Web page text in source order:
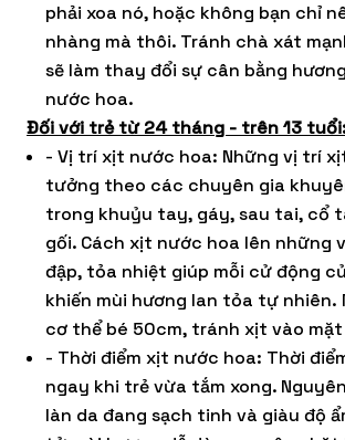
phải xoa nó, hoặc không bạn chỉ
nhàng mà thôi. Tránh chà xát
sẽ làm thay đổi sự cân bằng
nước hoa.
Đối với trẻ từ 24 tháng - trên 13
- Vị trí xịt nước hoa: Những vị trí
tưởng theo các chuyên gia
trong khuỷu tay, gáy, sau tai, cổ
gối. Cách xịt nước hoa lên những
đập, tỏa nhiệt giúp mỗi cử động
khiến mùi hương lan tỏa tự nhiên.
cơ thể bé 50cm, tránh xịt vào mặt
- Thời điểm xịt nước hoa: Thời
ngay khi trẻ vừa tắm xong.
làn da đang sạch tinh và giàu độ